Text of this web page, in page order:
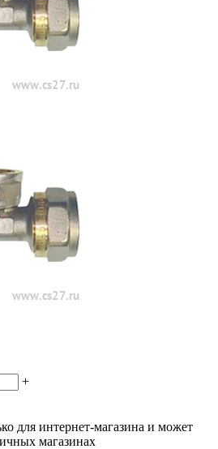
+
для интернет-магазина и может
магазинах